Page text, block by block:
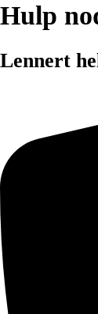
Hulp
Lennert